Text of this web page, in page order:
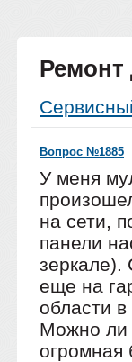
Ремонт
Вопрос №1885
У меня
на сети,
панели
зеркале).
еще на
области
Можно ли
огромная